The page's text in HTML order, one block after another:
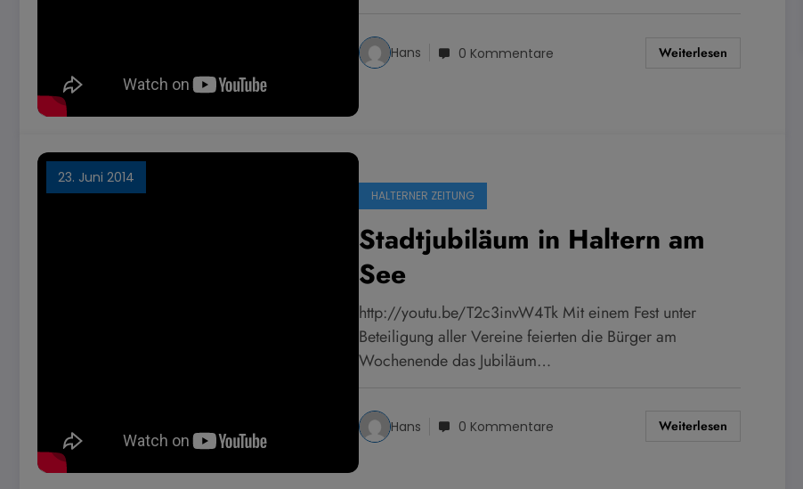
Hans 0 Kommentare Weiterlesen
23. Juni 2014
HALTERNER ZEITUNG
Stadtjubiläum in Haltern am
See
http://youtu.be/T2c3invW4Tk Mit einem Fest unter
Beteiligung aller Vereine feierten die Bürger am
Wochenende das Jubiläum…
Hans 0 Kommentare Weiterlesen